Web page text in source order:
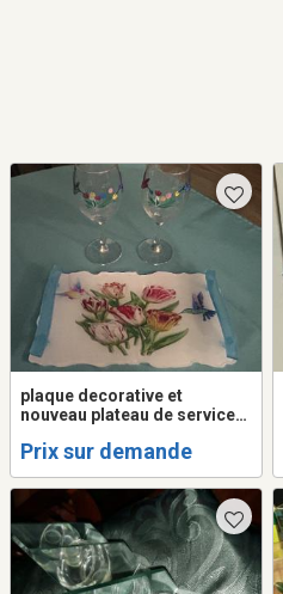
plaque decorative et
nouveau plateau de service
photos
Prix sur demande